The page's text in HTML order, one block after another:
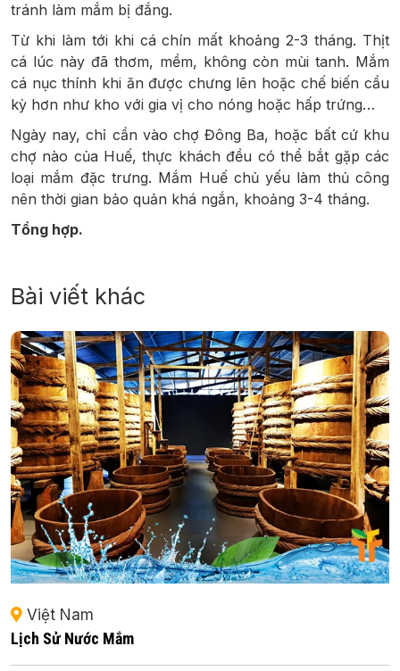
tránh làm mắm bị đắng.
Từ khi làm tới khi cá chín mất khoảng 2-3 tháng. Thịt
cá lúc này đã thơm, mềm, không còn mùi tanh. Mắm
cá nục thính khi ăn được chưng lên hoặc chế biến cầu
kỳ hơn như kho với gia vị cho nóng hoặc hấp trứng…
Ngày nay, chỉ cần vào chợ Đông Ba, hoặc bất cứ khu
chợ nào của Huế, thực khách đều có thể bắt gặp các
loại mắm đặc trưng. Mắm Huế chủ yếu làm thủ công
nên thời gian bảo quản khá ngắn, khoảng 3-4 tháng.
Tổng hợp.
Bài viết khác
Việt Nam
Lịch Sử Nước Mắm